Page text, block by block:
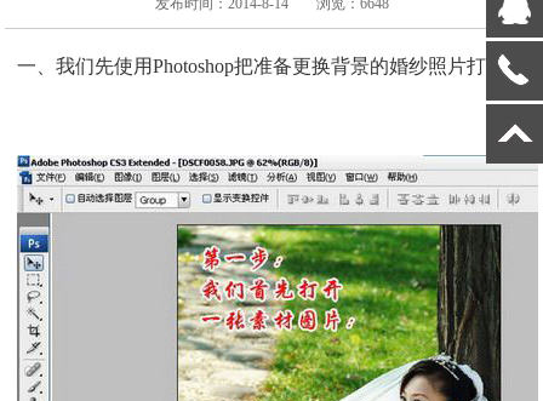
发布时间：2014-8-14 浏览：6648
一、我们先使用Photoshop把准备更换背景的婚纱照片打开。